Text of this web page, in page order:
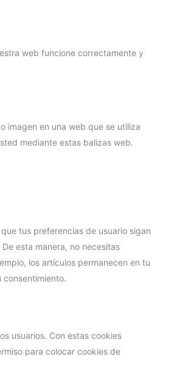
web funcione correctamente y
imagen en una web que se utiliza
mediante estas balizas web.
tus preferencias de usuario sigan
esta manera, no necesitas
los artículos permanecen en tu
usuarios. Con estas cookies
para colocar cookies de